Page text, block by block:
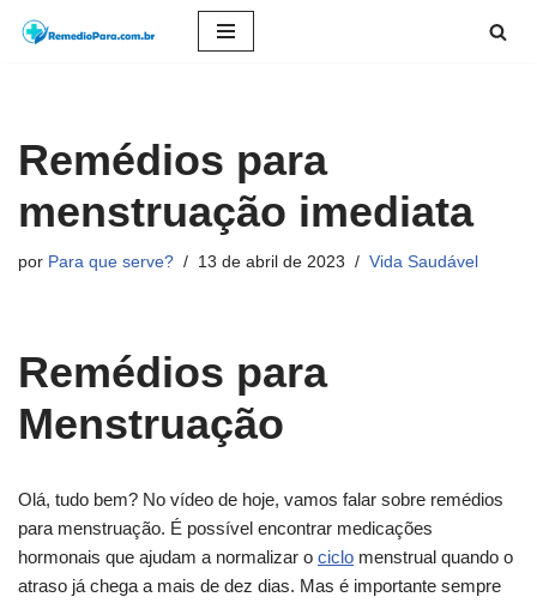
conteúdo
Remédios para
menstruação imediata
por Para que serve? 13 de abril de 2023 Vida Saudável
Remédios para
Menstruação
Olá, tudo bem? No vídeo de hoje, vamos falar sobre remédios
para menstruação. É possível encontrar medicações
hormonais que ajudam a normalizar o ciclo menstrual quando o
atraso já chega a mais de dez dias. Mas é importante sempre